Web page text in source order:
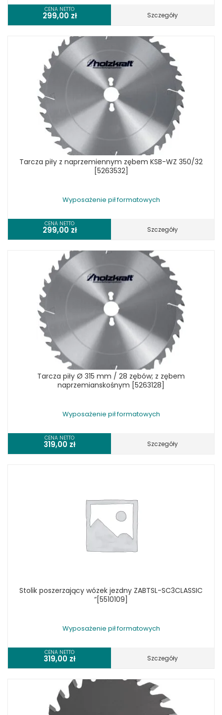
CENA NETTO
299,00 zł Szczegóły
Tarcza piły z naprzemiennym zębem KSB-WZ 350/32
[5263532]
Wyposażenie pił formatowych
CENA NETTO
299,00 zł Szczegóły
Tarcza piły Ø 315 mm / 28 zębów; z zębem
naprzemianskośnym [5263128]
Wyposażenie pił formatowych
CENA NETTO
319,00 zł Szczegóły
Stolik poszerzający wózek jezdny ZABTSL-SC3CLASSIC
“[5510109]
Wyposażenie pił formatowych
CENA NETTO
319,00 zł Szczegóły